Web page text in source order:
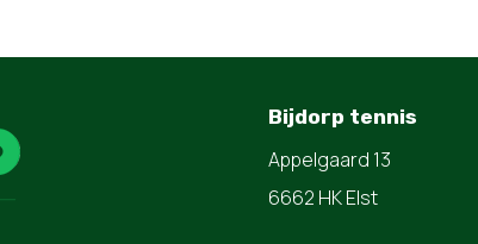
Bijdorp tennis
Appelgaard 13
6662 HK Elst